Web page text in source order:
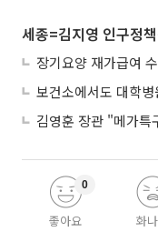
세종=김지영 인구정
김영훈 장관 "메가특
좋아요
0
화